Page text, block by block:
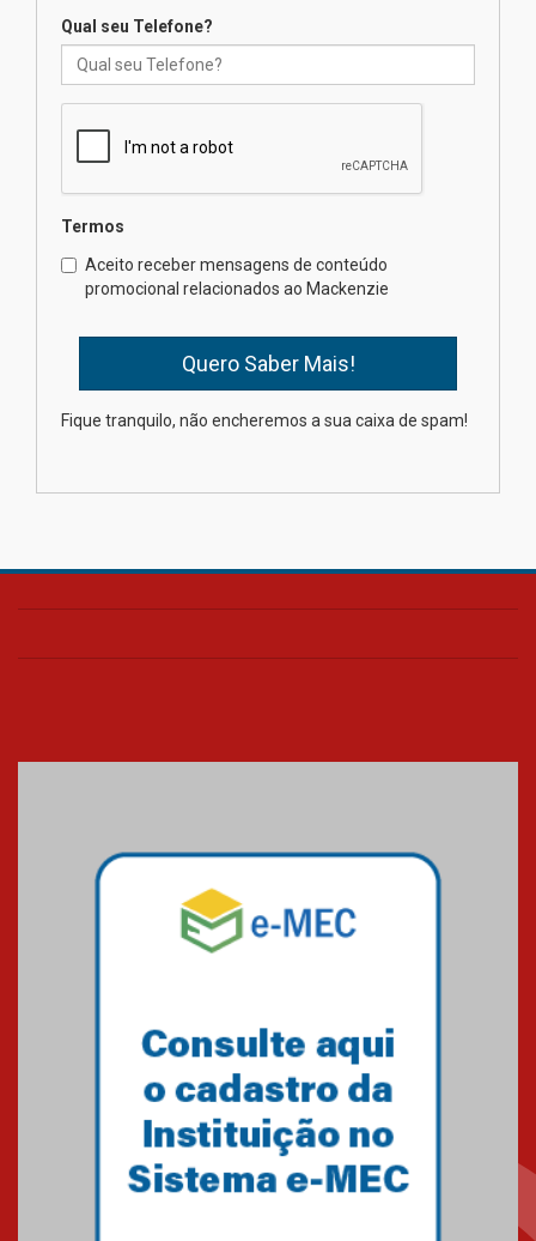
calouros do segundo semestre
04.08.2026
Brasília prepara seus
estudantes para o PAS antes
mesmo do Ensino Médio
na educação dos filhos além da
Qual seu Telefone?
Termos
Aceito receber mensagens de conteúdo
promocional relacionados ao Mackenzie
Fique tranquilo, não encheremos a sua caixa de spam!